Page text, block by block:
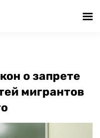
о запрете
мигрантов